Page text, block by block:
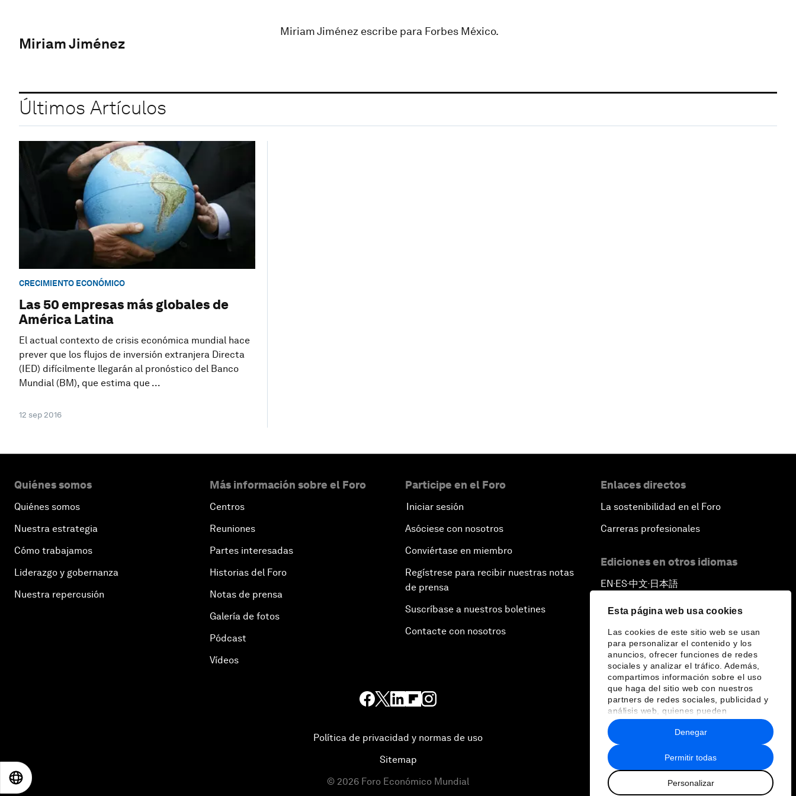
Esta página web usa cookies
Las cookies de este sitio web se usan
para personalizar el contenido y los
anuncios, ofrecer funciones de redes
sociales y analizar el tráfico. Además,
compartimos información sobre el uso
que haga del sitio web con nuestros
partners de redes sociales, publicidad y
análisis web, quienes pueden
combinarla con otra información que les
haya proporcionado o que hayan
recopilado a partir del uso que haya
hecho de sus servicios.
Permitir todas
Personalizar
Denegar
Miriam Jiménez
Miriam Jiménez escribe para Forbes México.
Últimos Artículos
CRECIMIENTO ECONÓMICO
Las 50 empresas más globales de
América Latina
El actual contexto de crisis económica mundial hace
prever que los flujos de inversión extranjera Directa
(IED) difícilmente llegarán al pronóstico del Banco
Mundial (BM), que estima que ...
12 sep 2016
Quiénes somos
Quiénes somos
Nuestra estrategia
Cómo trabajamos
Liderazgo y gobernanza
Nuestra repercusión
Más información sobre el Foro
Centros
Reuniones
Partes interesadas
Historias del Foro
Notas de prensa
Galería de fotos
Pódcast
Vídeos
Participe en el Foro
Iniciar sesión
Asóciese con nosotros
Conviértase en miembro
Regístrese para recibir nuestras notas
de prensa
Suscríbase a nuestros boletines
Contacte con nosotros
Enlaces directos
La sostenibilidad en el Foro
Carreras profesionales
Ediciones en otros idiomas
EN ▪ ES▪中文▪ 日本語
Política de privacidad y normas de uso
Sitemap
© 2026 Foro Económico Mundial